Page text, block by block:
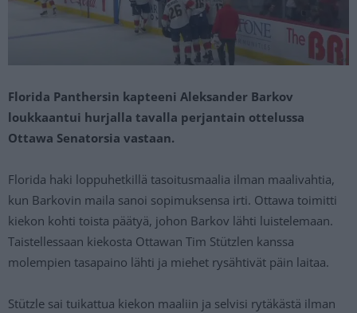
Florida Panthersin kapteeni Aleksander Barkov
loukkaantui hurjalla tavalla perjantain ottelussa
Ottawa Senatorsia vastaan.
Florida haki loppuhetkillä tasoitusmaalia ilman maalivahtia,
kun Barkovin maila sanoi sopimuksensa irti. Ottawa toimitti
kiekon kohti toista päätyä, johon Barkov lähti luistelemaan.
Taistellessaan kiekosta Ottawan Tim Stützlen kanssa
molempien tasapaino lähti ja miehet rysähtivät päin laitaa.
Stützle sai tuikattua kiekon maaliin ja selvisi rytäkästä ilman